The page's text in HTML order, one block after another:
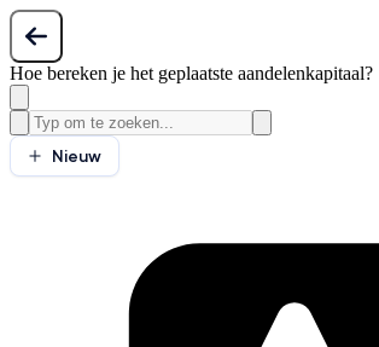
Hoe bereken je het geplaatste aandelenkapitaal?
Nieuw